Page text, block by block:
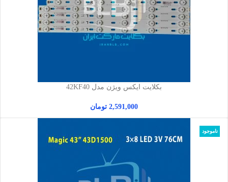
بکلایت ایکس ویژن مدل 42KF40
2,591,000 تومان
ناموجود